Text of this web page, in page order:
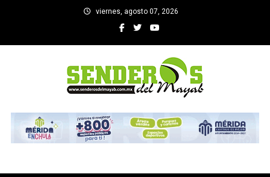
viernes, agosto 07, 2026
SENDEROS DEL MAYAB